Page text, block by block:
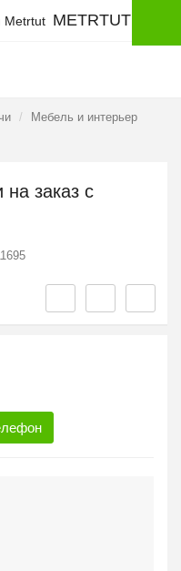
METRTUT
Мебель и интерьер
на заказ с